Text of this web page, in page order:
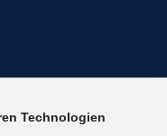
Technologien